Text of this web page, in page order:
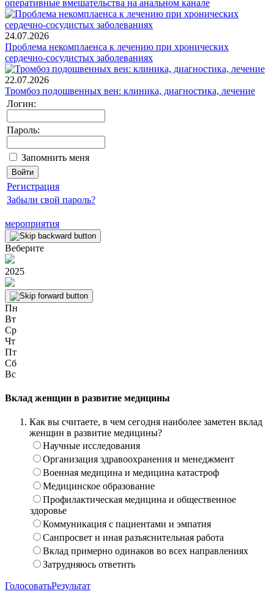
оперативные вмешательства на анальном канале
24.07.2026
Проблема некомплаенса к лечению при хронических
сердечно-сосудистых заболеваниях
22.07.2026
Тромбоз подошвенных вен: клиника, диагностика, лечение
Логин:
Пароль:
Запомнить меня
Регистрация
Забыли свой пароль?
мероприятия
Веберите
2025
Пн
Вт
Ср
Чт
Пт
Сб
Вс
Вклад женщин в развитие медицины
Как вы считаете, в чем сегодня наиболее заметен вклад
женщин в развитие медицины?
Научные исследования
Организация здравоохранения и менеджмент
Военная медицина и медицина катастроф
Медицинское образование
Профилактическая медицина и общественное
здоровье
Коммуникация с пациентами и эмпатия
Санпросвет и иная разъяснительная работа
Вклад примерно одинаков во всех направлениях
Затрудняюсь ответить
ГолосоватьРезультат